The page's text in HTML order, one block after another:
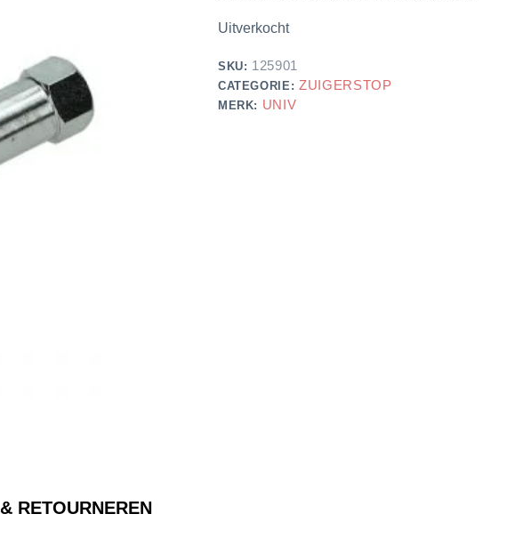
Uitverkocht
SKU: 125901
CATEGORIE:ZUIGERSTOP
MERK: UNIV
RETOURNEREN